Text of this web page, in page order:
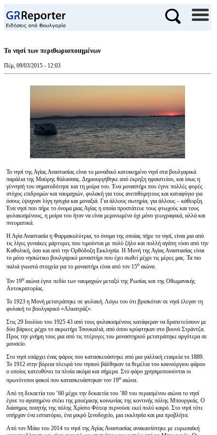
Το νησί των περιθωριοποιημένων
Πέμ, 09/03/2015 - 12:03
Το νησί της Αγίας Αναστασίας είναι το μοναδικό κατοικημένο νησί στα βουλγαρικά
παράλια της Μαύρης θάλασσας. Δημιουργήθηκε από έκρηξη ηφαιστείου, και ίσως η
γέννησή του σηματοδότησε και τη μοίρα του. Ένα μοναστήρι που έγινε πολλές φορές
στόχος επιδρομών και ναυμαχιών, φυλακή για τους ανεπιθύμητους και καταφύγιο για
όσους έψαχναν λίγη ησυχία και μοναξιά. Για άλλους σωτηρία, για άλλους – κάθειρξη.
Ένα νησί που πήρε το όνομα μιας Αγίας η οποία προστάτευε τους φτωχούς και τους
φυλακισμένους, η μοίρα του ήταν να είναι μεμονωμένο όχι μόνο γεωγραφικά, αλλά και
πνευματικά.
Η Αγία Αναστασία η Φαρμακολύτρια, το όνομα της οποίας πήρε το νησί, είναι μια από
τις λίγες γυναίκες μάρτυρες που τιμούνται με πολύ ζήλο και πολλή αγάπη τόσο από την
Καθολική, όσο και από την Ορθόδοξη Εκκλησία. Η Μονή της Αγίας Αναστασίας είναι
το μόνο νησιώτικο βουλγαρικό μοναστήρι που έχει σωθεί μέχρι τις μέρες μας. Τα πιο
παλιά γνωστά στοιχεία για το μοναστήρι είναι από τον 15ο αιώνα.
Τον 19ο αιώνα έγινε πεδίο των ναυμαχιών μεταξύ της Ρωσίας και της Οθωμανικής
Αυτοκρατορίας.
Το 1923 η Μονή μετατράπηκε σε φυλακή. Λόγω του ότι βρισκόταν σε νησί έλεγαν τη
φυλακή το βουλγαρικό «Αλκατράζ».
Στις 29 Ιουλίου του 1925 43 από τους φυλακισμένους κατάφεραν να δραπετεύσουν με
δύο βάρκες μέχρι το ακρωτήρι Τσουκαλιά, από όπου κρύφτηκαν στο βουνό Στράντζα.
Προς την μνήμη τους μια από τις πτέρυγες του μοναστηριού μετατράπηκε αργότερα σε
μουσείο.
Στο νησί υπάρχει ένας φάρος που κατασκευάστηκε από μια γαλλική εταιρεία το 1889.
Το 1912 στην βόρεια πλευρά του νησιού βάλθηκαν τα θεμέλια του καινούργιου φάρου
ο οποίος κατευθύνει τα πλοία ακόμα και σήμερα. Στο φάρο χρησιμοποιούνται οι
πρωτότυποι φακοί που κατασκευάστηκαν τον 19ο αιώνα.
Από τη δεκαετία του ’60 μέχρι την δεκαετία του ’80 του περασμένου αιώνα το νησί
έγινε το αγαπημένο στέκι της μποέμικης κοινωνίας της κοντινής πόλης Μπουργκάς. Ο
διάσημος ποιητής της πόλης Χρίστο Φότεφ περνούσε εκεί πολύ καιρό. Στο νησί τότε
υπήρχαν ένα εστιατόριο, ένα μικρό ξενοδοχείο, μια εκκλησία και μια προβλήτα.
Από τον Μάιο του 2014 το νησί της Αγίας Αναστασίας ανακαινίστηκε με ευρωπαϊκή